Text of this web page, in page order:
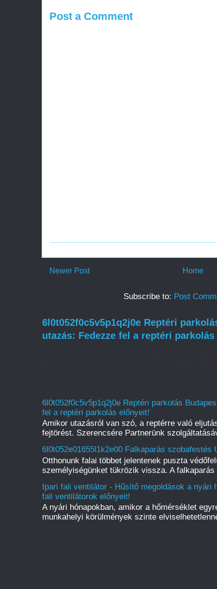
Post a Comment
Newer Post Home
Subscribe to: Post
6l0t052f0c5v5p1q2j0e Reptéri
utazás: Fedezze fel a reptéri
6l0t052f0c5v5p1q2j0e Reptéri parkolás
fel a reptéri parkolás előnyeit!
Amikor utazásról van szó, a reptérre való
fejtörést. Szerencsére Partnerünk
6l0t052e01655l1k2e00 Falkaparás
Otthonunk falai többet jelentenek puszta
személyiségünket tükrözik vissza. A
Ipari fali ventilátor - Hűsítő megoldások a nyári
fali ventilátorok előnyeit!
A nyári hónapokban, amikor a hőmérséklet
munkahelyi körülmények szinte